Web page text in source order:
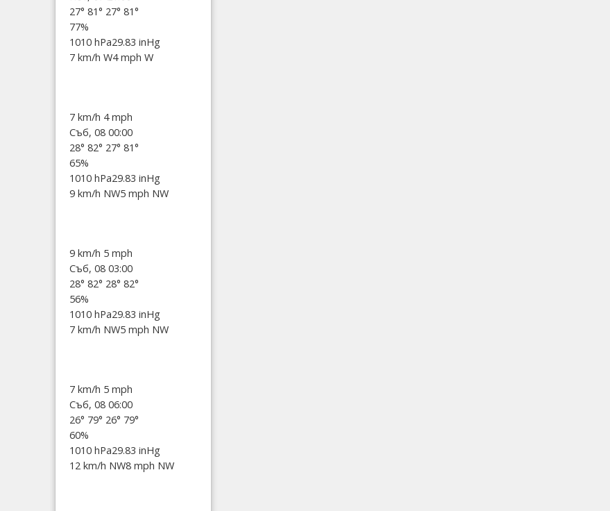
27° 81° 27° 81°
77%
1010 hPa29.83 inHg
7 km/h W4 mph W
7 km/h 4 mph
Съб, 08 00:00
28° 82° 27° 81°
65%
1010 hPa29.83 inHg
9 km/h NW5 mph NW
9 km/h 5 mph
Съб, 08 03:00
28° 82° 28° 82°
56%
1010 hPa29.83 inHg
7 km/h NW5 mph NW
7 km/h 5 mph
Съб, 08 06:00
26° 79° 26° 79°
60%
1010 hPa29.83 inHg
12 km/h NW8 mph NW